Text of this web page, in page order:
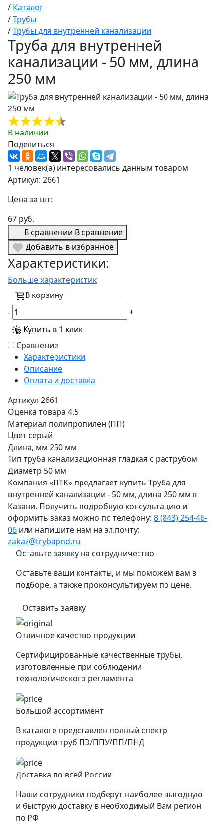
/ Каталог
/Трубы
/Трубы для внутренней канализации
Труба для внутренней
канализации - 50 мм, длина
250 мм
В наличии
Поделиться
1 человек(а) интересовались данным товаром
Артикул: 2661
Цена за шт:
67 руб.
В сравнении В сравнение
Добавить в избранное
Характеристики:
Больше характеристик
В корзину
-
+
Купить в 1 клик
Сравнение
Характеристики
Описание
Оплата и доставка
Артикул 2661
Оценка товара 4.5
Материал полипропилен (ПП)
Цвет серый
Длина, мм 250 мм
Тип труба канализационная гладкая с раструбом
Диаметр 50 мм
Компания «ПТК» предлагает купить Труба для
внутренней канализации - 50 мм, длина 250 мм в
Казани. Получить подробную консультацию и
оформить заказ можно по телефону: 8 (843) 254-46-
06 или напишите нам на эл.почту:
zakaz@trybapnd.ru
Оставьте заявку на сотрудничество
Оставьте ваши контакты, и мы поможем вам в
подборе, а также проконсультируем по цене.
Оставить заявку
Отличное качество продукции
Сертифицированные качественные трубы,
изготовленные при соблюдении
технологического регламента
Большой ассортимент
В каталоге представлен полный спектр
продукции труб ПЭ/ППУ/ПП/ПНД
Доставка по всей России
Наши сотрудники подберут наиболее выгодную
и быструю доставку в необходимый Вам регион
по РФ